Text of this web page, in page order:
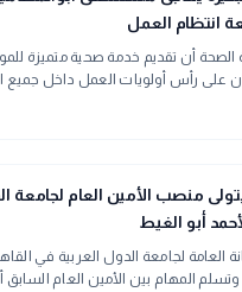
انتظام العمل
الصحة أن تقديم خدمة صحية متميزة
على رأس أولويات العمل داخل
منصب الأمين العام لجامعة
أبو الغيط
العامة لجامعة الدول العربية في
المهام بين الأمين العام السابق